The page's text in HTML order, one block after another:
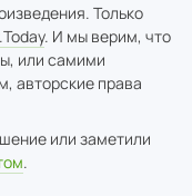
Только
. И мы верим, что
или самими
авторские права
или заметили
.